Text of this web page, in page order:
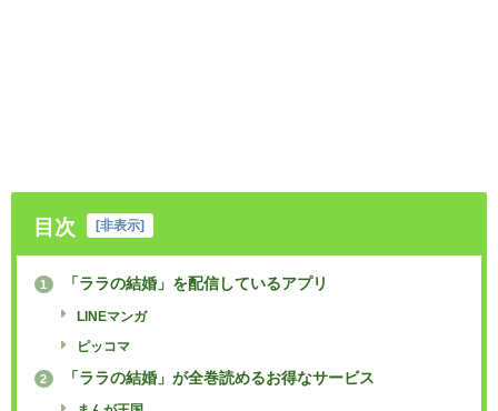
目次 非表示
1 「ララの結婚」を配信しているアプリ
LINEマンガ
ピッコマ
2 「ララの結婚」が全巻読めるお得なサービス